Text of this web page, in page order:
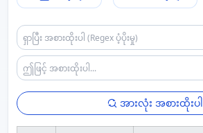
အားလုံး အစားထိုးပါ